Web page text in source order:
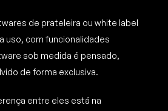
de prateleira ou white label
uso, com funcionalidades
sob medida é pensado,
de forma exclusiva.
entre eles está na